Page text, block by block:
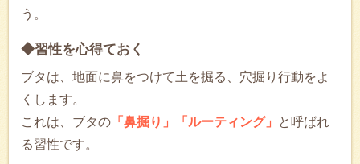
う。
◆習性を心得ておく
ブタは、地面に鼻をつけて土を掘る、穴掘り行動をよ
くします。
これは、ブタの 「鼻掘り」「ルーティング」
と呼ばれ
る習性です。